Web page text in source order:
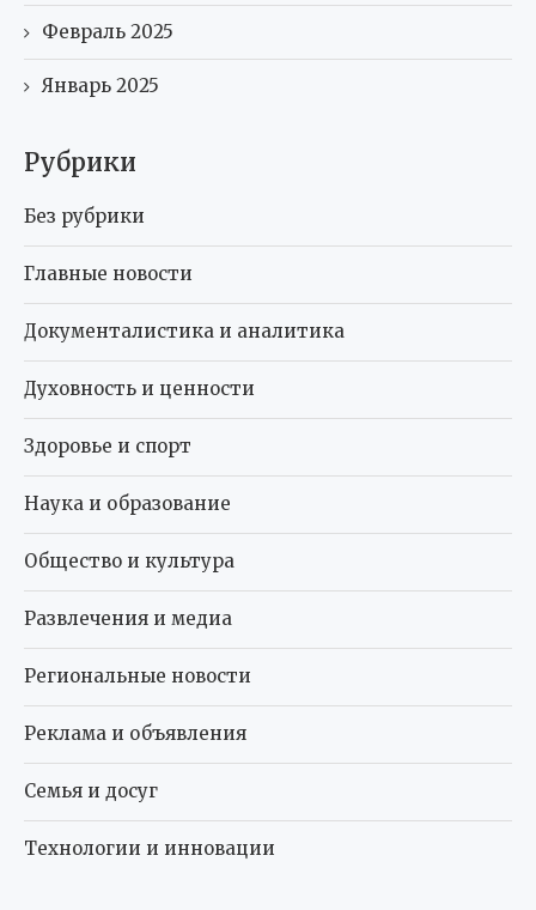
Февраль 2025
Январь 2025
Рубрики
Без рубрики
Главные новости
Документалистика и аналитика
Духовность и ценности
Здоровье и спорт
Наука и образование
Общество и культура
Развлечения и медиа
Региональные новости
Реклама и объявления
Семья и досуг
Технологии и инновации